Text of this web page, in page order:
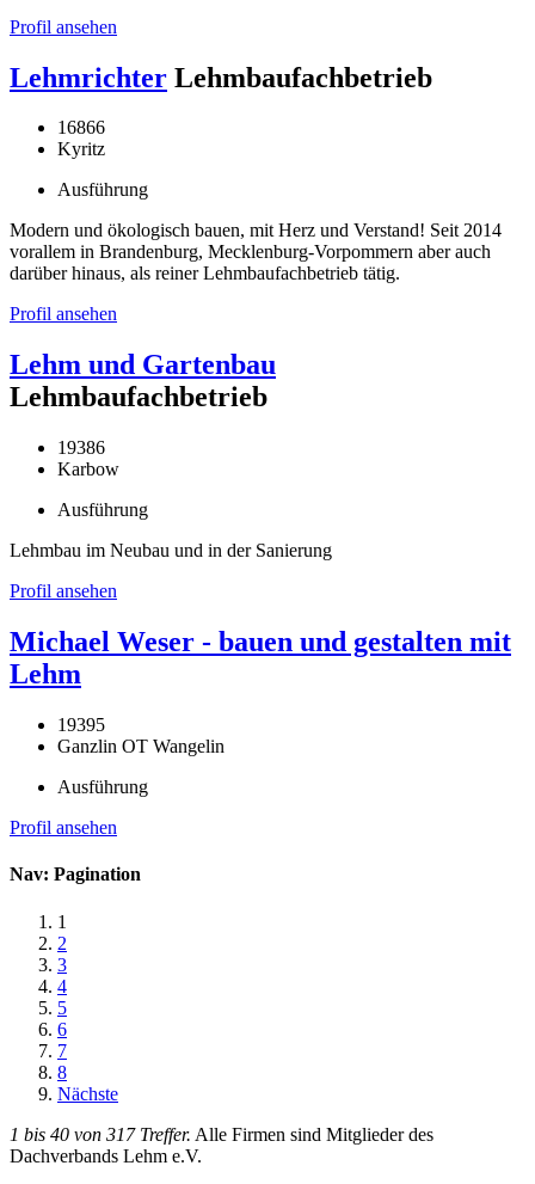
Profil ansehen
Lehmrichter Lehmbaufachbetrieb
16866
Kyritz
Ausführung
Modern und ökologisch bauen, mit Herz und Verstand! Seit 2014
vorallem in Brandenburg, Mecklenburg-Vorpommern aber auch
darüber hinaus, als reiner Lehmbaufachbetrieb tätig.
Profil ansehen
Lehm und Gartenbau
Lehmbaufachbetrieb
19386
Karbow
Ausführung
Lehmbau im Neubau und in der Sanierung
Profil ansehen
Michael Weser - bauen und gestalten mit
Lehm
19395
Ganzlin OT Wangelin
Ausführung
Profil ansehen
Nav: Pagination
1
2
3
4
5
6
7
8
Nächste
1 bis 40 von 317 Treffer. Alle Firmen sind Mitglieder des
Dachverbands Lehm e.V.